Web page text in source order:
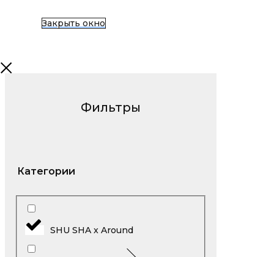
Закрыть окно
Фильтры
Категории
SHU SHA x Around